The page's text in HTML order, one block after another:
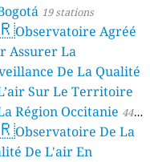
19 stations
Observatoire Agréé
Assurer La
De La Qualité
Sur Le Territoire
Région Occitanie 44
Observatoire De La
De L'air En